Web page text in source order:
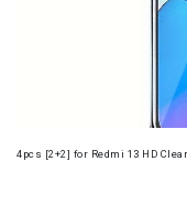
4pcs [2+2] for Redmi 13 HD